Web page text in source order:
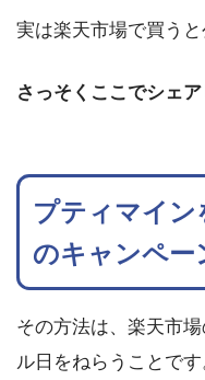
実は楽天市場で買うと
さっそくここでシェア
プティマイ
のキャンペー
その方法は、楽天市
ル日をねらうことです